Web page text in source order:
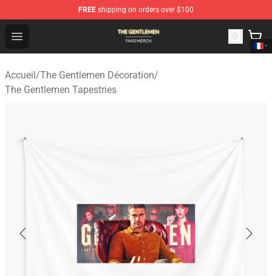
FREE shipping on orders over $100
Open menu
The Gentlemen Shop - Official The Gentlemen
Accueil/The Gentlemen Décoration/
The Gentlemen Tapestries